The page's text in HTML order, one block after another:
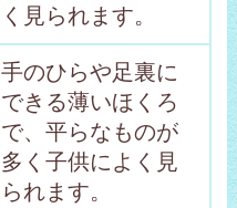
く見られます。
手のひらや足裏に
できる薄いほくろ
で、平らなものが
多く子供によく見
られます。